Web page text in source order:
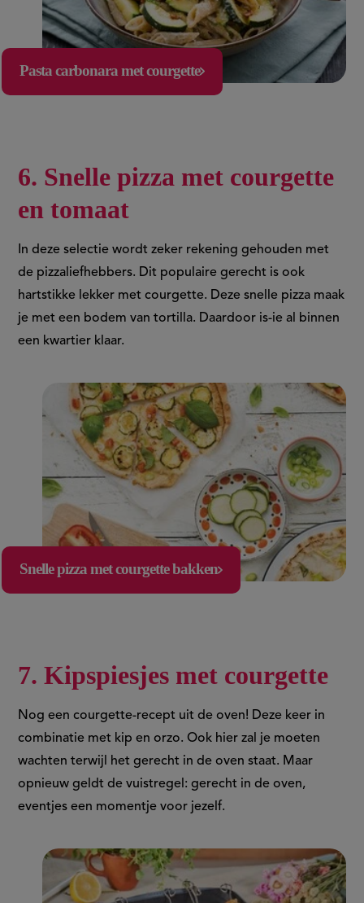
Pasta carbonara met courgette
6. Snelle pizza met courgette
en tomaat
In deze selectie wordt zeker rekening gehouden met
de pizzaliefhebbers. Dit populaire gerecht is ook
hartstikke lekker met courgette. Deze snelle pizza maak
je met een bodem van tortilla. Daardoor is-ie al binnen
een kwartier klaar.
Snelle pizza met courgette bakken
7. Kipspiesjes met courgette
Nog een courgette-recept uit de oven! Deze keer in
combinatie met kip en orzo. Ook hier zal je moeten
wachten terwijl het gerecht in de oven staat. Maar
opnieuw geldt de vuistregel: gerecht in de oven,
eventjes een momentje voor jezelf.